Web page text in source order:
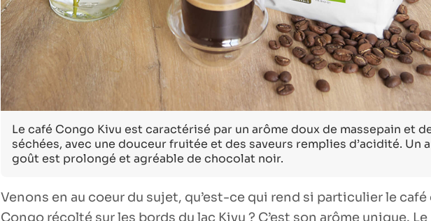
Le café Congo Kivu est caractérisé par un arôme doux de massepain et
séchées, avec une douceur fruitée et des saveurs remplies d’acidité. Un
goût est prolongé et agréable de chocolat noir.
Venons en au coeur du sujet, qu’est-ce qui rend si particulier le café
Congo récolté sur les bords du lac Kivu ? C’est son arôme unique.